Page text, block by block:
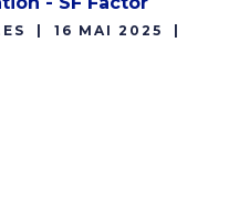
16 MAI 2025